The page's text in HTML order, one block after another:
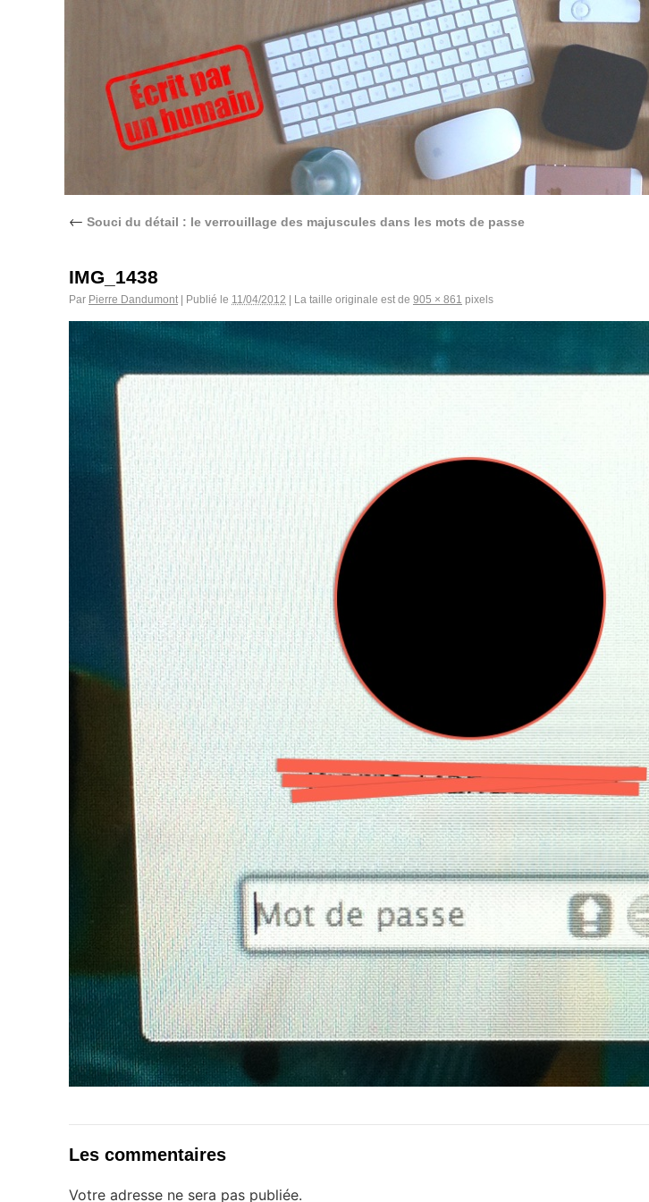
← Souci du détail : le verrouillage des majuscules dans les mots de passe
IMG_1438
Par Pierre Dandumont Publié le 11/04/2012 La taille originale est de 905 × 861 pixels
Les commentaires
Votre adresse ne sera pas publiée.